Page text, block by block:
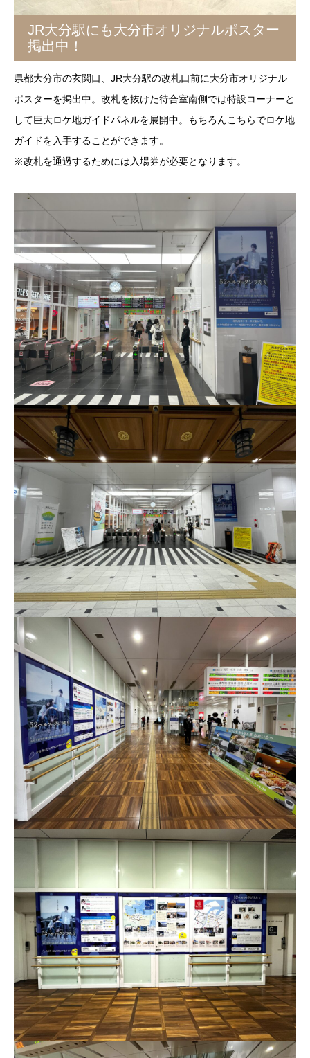
JR大分駅にも大分市オリジナルポスター
掲出中！
県都大分市の玄関口、JR大分駅の改札口前に大分市オリジナル
ポスターを掲出中。改札を抜けた待合室南側では特設コーナーと
して巨大ロケ地ガイドパネルを展開中。もちろんこちらでロケ地
ガイドを入手することができます。
※改札を通過するためには入場券が必要となります。